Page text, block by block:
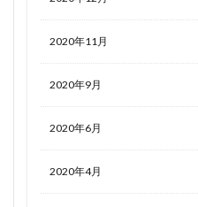
2020年11月
2020年9月
2020年6月
2020年4月